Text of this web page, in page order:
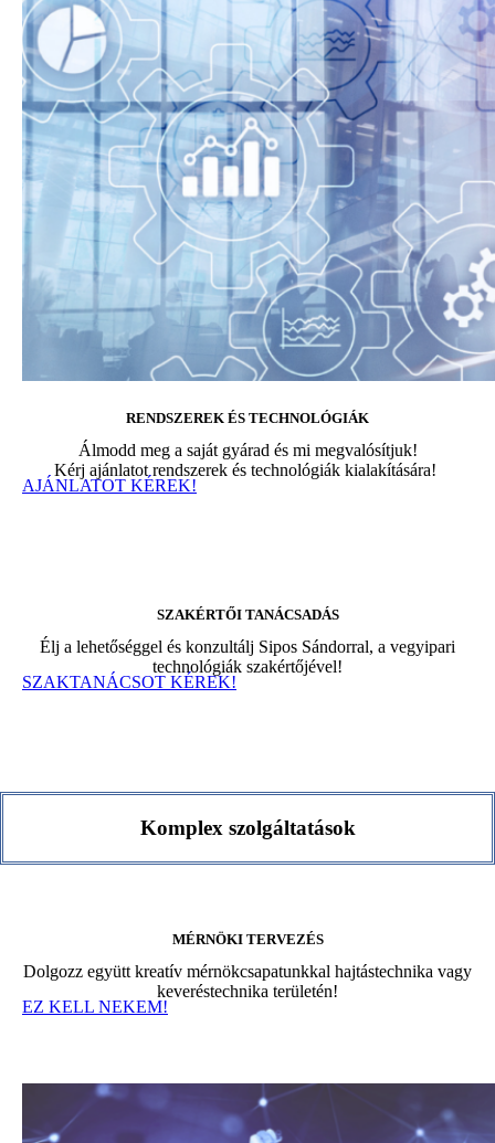
RENDSZEREK ÉS TECHNOLÓGIÁK
Álmodd meg a saját gyárad és mi megvalósítjuk!
Kérj ajánlatot rendszerek és technológiák kialakítására!
AJÁNLATOT KÉREK!
SZAKÉRTŐI TANÁCSADÁS​​
Élj a lehetőséggel és konzultálj Sipos Sándorral, a vegyipari
technológiák szakértőjével!
SZAKTANÁCSOT KÉREK!
Komplex szolgáltatások
MÉRNÖKI TERVEZÉS​
Dolgozz együtt kreatív mérnökcsapatunkkal hajtástechnika vagy
keveréstechnika területén!
EZ KELL NEKEM!